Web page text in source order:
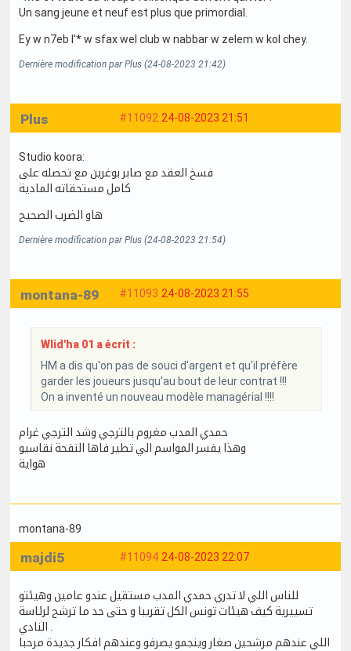
Un sang jeune et neuf est plus que primordial.
Ey w n7eb l'* w sfax wel club w nabbar w zelem w kol chey.
Dernière modification par Plus (24-08-2023 21:42)
#11092 24-08-2023 21:51
Plus
Studio koora:
فسخ العقد مع صابر بوغرين مع تحصله على
كامل مستحقاته المادية
هاو الضرب الصحيح
Dernière modification par Plus (24-08-2023 21:54)
#11093 24-08-2023 21:55
montana-89
Wlid'ha 01 a écrit :
HM a dis qu'on pas de souci d'argent et qu'il préfère
garder les joueurs jusqu'au bout de leur contrat !!!
On a inventé un nouveau modèle managérial !!!!
حمدي المدب مغروم بالترجي وشد الترجي غرام
وهذا يفسر المواسم الي تطير فاها النفحة نقاسيو
هواية
montana-89
#11094 24-08-2023 22:07
majdi5
للناس اللي لا تدري حمدي المدب مستقيل عندو عامين وهيئتو
تسييرية كيف هيئات تونس الكل تقريبا و حتى حد ما ترشح لرئاسة
النادي .
اللي عندهم مرشحين صغار وينجمو يصرفو وعندهم افكار جديدة مرحبا